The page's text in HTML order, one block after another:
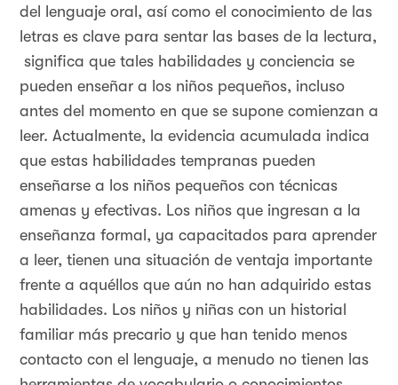
del lenguaje oral, así como el conocimiento de las
letras es clave para sentar las bases de la lectura,
significa que tales habilidades y conciencia se
pueden enseñar a los niños pequeños, incluso
antes del momento en que se supone comienzan a
leer. Actualmente, la evidencia acumulada indica
que estas habilidades tempranas pueden
enseñarse a los niños pequeños con técnicas
amenas y efectivas. Los niños que ingresan a la
enseñanza formal, ya capacitados para aprender
a leer, tienen una situación de ventaja importante
frente a aquéllos que aún no han adquirido estas
habilidades. Los niños y niñas con un historial
familiar más precario y que han tenido menos
contacto con el lenguaje, a menudo no tienen las